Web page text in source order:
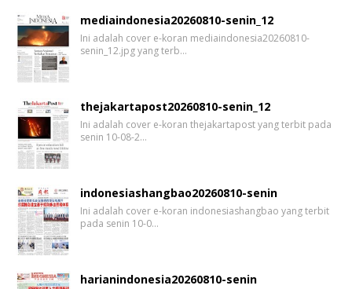
mediaindonesia20260810-senin_12
Ini adalah cover e-koran mediaindonesia20260810-
senin_12.jpg yang terb…
thejakartapost20260810-senin_12
Ini adalah cover e-koran thejakartapost yang terbit pada
senin 10-08-2…
indonesiashangbao20260810-senin
Ini adalah cover e-koran indonesiashangbao yang terbit
pada senin 10-0…
harianindonesia20260810-senin